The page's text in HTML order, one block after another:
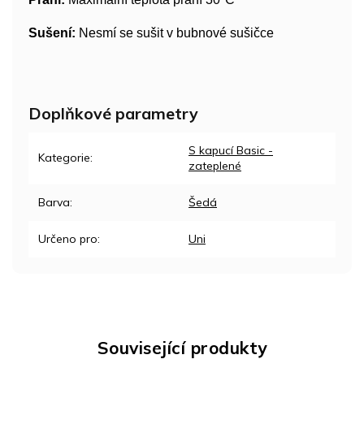
Související produkty
Sušení: Nesmí se sušit v bubnové sušičce
Doplňkové parametry
Kategorie:
S kapucí Basic -
zateplené
Barva: Šedá
Určeno pro: Uni